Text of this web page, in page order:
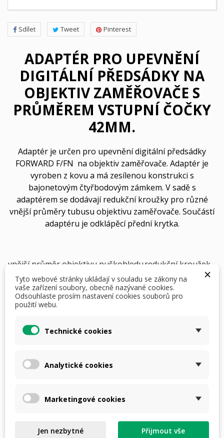
Sdílet Tweet Pinterest
ADAPTÉR PRO UPEVNĚNÍ
DIGITÁLNÍ PŘEDSÁDKY NA
OBJEKTIV ZAMĚŘOVAČE S
PRŮMĚREM VSTUPNÍ ČOČKY
42MM.
Adaptér je určen pro upevnění digitální předsádky
FORWARD F/FN na objektiv zaměřovače. Adaptér je
vyroben z kovu a má zesílenou konstrukci s
bajonetovým čtyřbodovým zámkem. V sadě s
adaptérem se dodávají redukční kroužky pro různé
vnější průměry tubusu objektivu zaměřovače. Součástí
adaptéru je odklápěcí přední krytka.
vnější průměr objektivu puškohleduredukční kroužek
45.5
45.5
46
46
47.7-48.6 mm
Vnitřní průměr ( bez kroužku) : 54,2 mm
×
Tyto webové stránky ukládají v souladu se zákony na
vaše zařízení soubory, obecně nazývané cookies.
Odsouhlaste prosím nastavení cookies souborů pro
použití webu.
Technické cookies
Analytické cookies
Marketingové cookies
Jen nezbytné
Přijmout vše